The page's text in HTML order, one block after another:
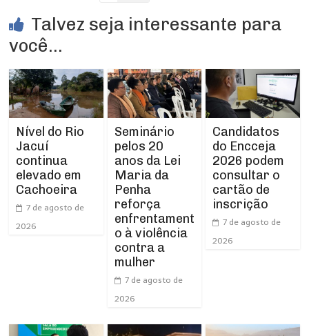
Talvez seja interessante para
você...
Nível do Rio
Jacuí
continua
elevado em
Cachoeira
7 de agosto de
2026
Seminário
pelos 20
anos da Lei
Maria da
Penha
reforça
enfrentament
o à violência
contra a
mulher
7 de agosto de
2026
Candidatos
do Encceja
2026 podem
consultar o
cartão de
inscrição
7 de agosto de
2026